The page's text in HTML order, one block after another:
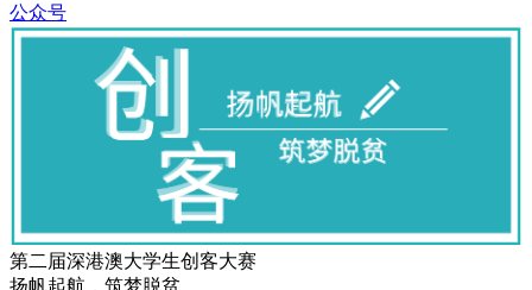
公众号
第二届深港澳大学生创客大赛
扬帆起航，筑梦脱贫